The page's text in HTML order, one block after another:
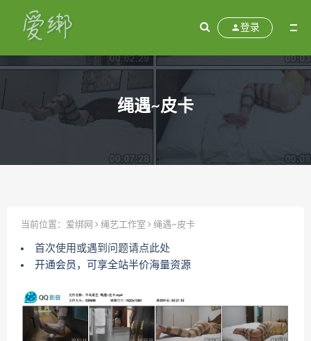
登录
绳遇~皮卡
当前位置： 爱绑网 绳艺工作室 绳遇~皮卡
首次使用或遇到问题请点此处
开通会员，可享全站半价海量资源